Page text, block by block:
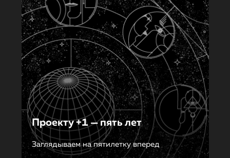
Проекту +1 — пять лет
Заглядываем на пятилетку вперед